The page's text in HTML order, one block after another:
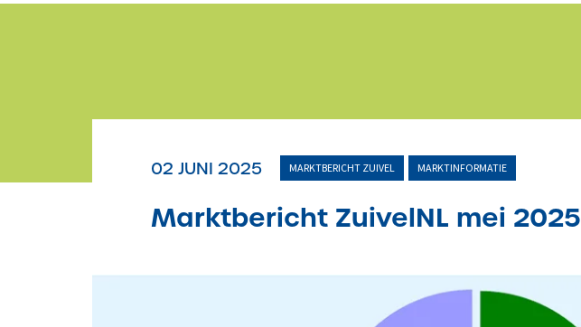
02 JUNI 2025 MARKTBERICHT ZUIVEL MARKTINFORMATIE
Marktbericht ZuivelNL mei 2025